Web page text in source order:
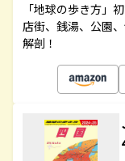
「地球の歩き方」
店街、銭湯、公園
解剖！